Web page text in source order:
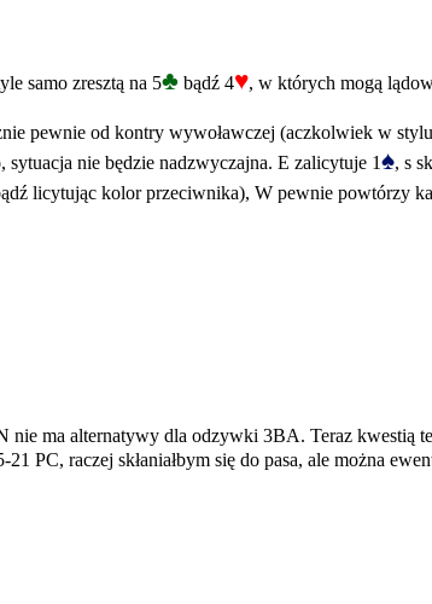
samo zresztą na 5♣ bądź 4♥, w których mogą
pewnie od kontry wywoławczej (aczkolwiek w
nie będzie nadzwyczajna. E zalicytuje 1♠, s
licytując kolor przeciwnika), W pewnie powtórzy
nie ma alternatywy dla odzywki 3BA. Teraz kwestią
PC, raczej skłaniałbym się do pasa, ale można